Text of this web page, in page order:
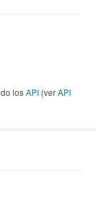
losAPI (verAPI